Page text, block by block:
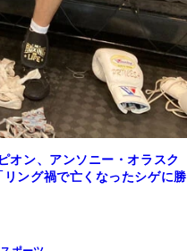
オン、アンソニー・オラスク
ング禍で亡くなったシゲに勝